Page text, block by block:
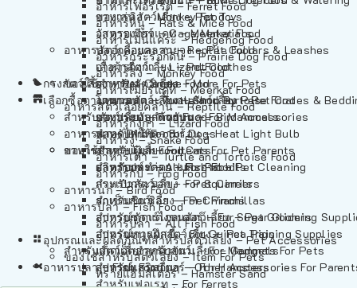
อาหารเฟอร์เร็ต – Ferret Food
อาหารหนู – Rats & Mice Food
อาหารเม่นแคระ – Hedgehog Food
อาหารกระรอกดิน – Prairie Dog Food
อาหารลิง – Monkey Food
อาหารเมียร์แคท – Meerkat Food
อาหารสัตว์เลี้อยคลาน – Reptile Food
อาหารกิ้งก่า – Lizard Food
อาหารงู – Snake Food
อาหารเต่า – Turtle and Tortoise Food
อาหารกบ – Frog Food
อาหารนก – Bird Food
อาหารปลา – Fish Food
อาหารปลา – All Fish Food
อุปกรณและผลิตภัณฑ์สำหรับสัตว์เลี้ยง – Pet Accessories
ของใช้สำหรับสัตว์เลี้ยง – Item For Pets
ทรายแฮมสเตอร์ – Hamster Sand
อาหารลิง – Monkey Food
อาหารเมียร์แคท – Meerkat Food
อาหารสัตว์เลี้อยคลาน – Reptile Food
อาหารกิ้งก่า – Lizard Food
อาหารงู – Snake Food
อาหารเต่า – Turtle and Tortoise Food
อาหารกบ – Frog Food
อาหารนก – Bird Food
อาหารปลา – Fish Food
อาหารปลา – All Fish Food
ของเล่นสัตว์เลี้ยง – Pet Toys
วัสดุรองกรง – Cage Materials
ปลอกคอและสายจูง – Pet Collars & Leashes
เสื้อผ้าสัตว์เลี้ยง – Pet Clothes
ของใช้สำหรับสัตว์เลี้ยง – More For Pets
โดมนอนและที่นอนสัตว์เลี้ยง – Pet Crates &
ของประดับสำหรับนก – Bird Accessories
หลอดไฟให้ความร้อน – Heat Light Bulb
ของใช้สำหรับผู้เลี้ยง – Items For Pet Parents
ผลิตภัณฑ์ทำความสะอาด – Pet Cleaning
กระเป๋าสัตว์เลี้ยง – Pet Carriers
รถเข็นสัตว์เลี้ยง – Pet Prams
อุปกรณ์ตัดแต่งขนสัตว์เลี้ยง – Pet Grooming
อุปกรณ์การฝึกสัตว์เลี้ยง – Pet Training Supplies
แก็ดเจ็ตสำหรับสัตว์เลี้ยง – Gadgets For Pets
อุปกรณ์เสริมอื่นๆ – Other Accessories For
กรงสัตว์เลี้ยง – Pet Cages
เลือกซื้อตามหมวดสัตว์เลี้ยง – Shop By Pet
สำหรับสัตว์เลี้ยงลูกด้วยนม – For Mammals
สำหรับสุนัข – For Dogs
สำหรับแมว – For Cats
สำหรับกระต่าย – For Rabbits
สำหรับกระรอก – For Squirrels
สำหรับชินชิล่า – For Chinchillas
สำหรับชูการ์ไกลเดอร์ – For Sugar Gliders
สำหรับหนูแกสบี้ – For Guinea Pigs
สำหรับสัตว์เลี้ยงลูกด้วยนม – For Mammals
สำหรับแฮมสเตอร์ – For Hamsters
สำหรับเฟอเรท – For Ferrets
อาหารปลา – Fish Food